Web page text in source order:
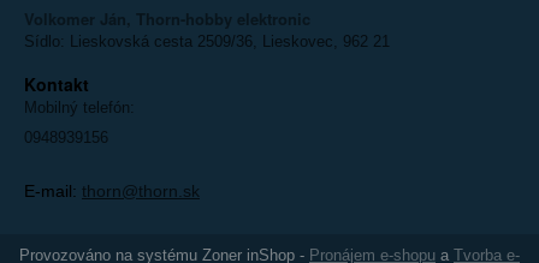
Volkomer Ján, Thorn-hobby elektronic
Sídlo: Lieskovská cesta 2509/36, Lieskovec, 962 21
Kontakt
Mobilný telefón:
0948939156
E-mail: thorn@thorn.sk
Provozováno na systému Zoner inShop - Pronájem e-shopu a Tvorba e-